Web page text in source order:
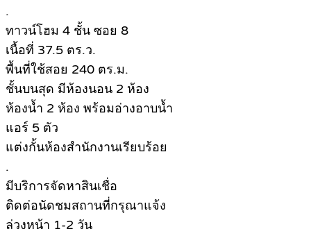
.
ทาวน์โฮม 4 ชั้น ซอย 8
เนื้อที่ 37.5 ตร.ว.
พื้นที่ใช้สอย 240 ตร.ม.
ชั้นบนสุด มีห้องนอน 2 ห้อง
ห้องน้ำ 2 ห้อง พร้อมอ่างอาบน้ำ
แอร์ 5 ตัว
แต่งกั้นห้องสำนักงานเรียบร้อย
.
มีบริการจัดหาสินเชื่อ
ติดต่อนัดชมสถานที่กรุณาแจ้ง
ล่วงหน้า 1-2 วัน